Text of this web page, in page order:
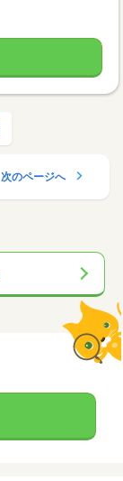
次のページへ